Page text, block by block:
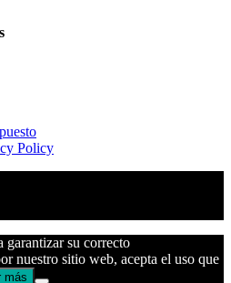
Policy
garantizar su correcto
nuestro sitio web, acepta el uso que
más